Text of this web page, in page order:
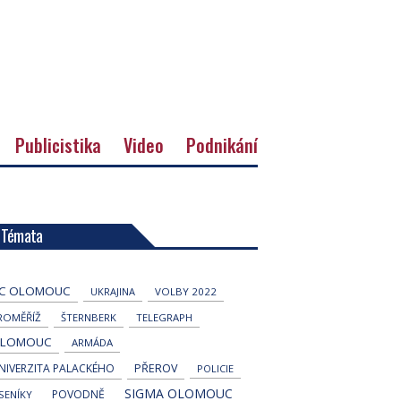
Publicistika Video Podnikání
Témata
OLOMOUC UKRAJINA
VOLBY 2022
ŠTERNBERK TELEGRAPH
ARMÁDA
PALACKÉHO PŘEROV
POLICIE
POVODNĚ SIGMA OLOMOUC